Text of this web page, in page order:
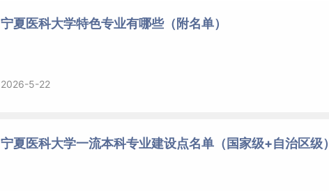
宁夏医科大学特色专业有哪些（附名单）
2026-5-22
宁夏医科大学一流本科专业建设点名单（国家级+自治区级）